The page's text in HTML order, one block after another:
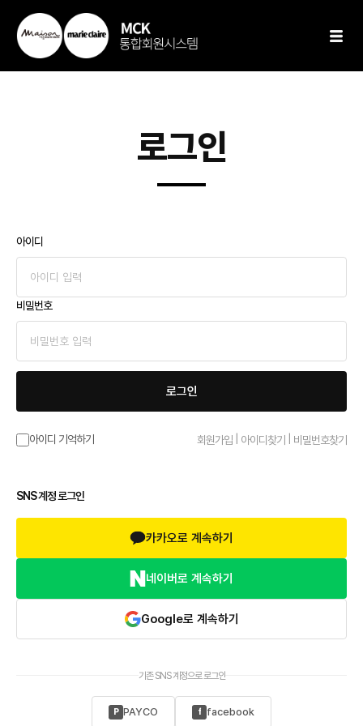
로그인
아이디
비밀번호
로그인
아이디 기억하기 회원가입 아이디찾기 비밀번호찾기
SNS 계정 로그인
카카오로 계속하기
네이버로 계속하기
Google로 계속하기
기존 SNS 계정으로 로그인
P PAYCO f facebook